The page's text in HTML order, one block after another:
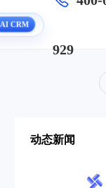
AI CRM
929
动态新闻